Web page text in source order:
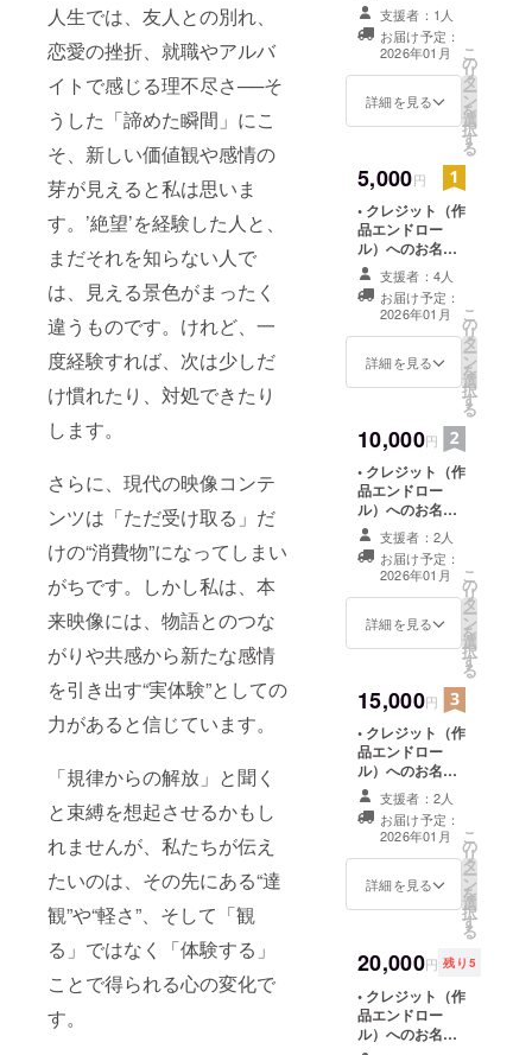
人生では、友人との別れ、
恋愛の挫折、就職やアルバ
イトで感じる理不尽さ──そ
うした「諦めた瞬間」にこ
そ、新しい価値観や感情の
芽が見えると私は思いま
す。’絶望’を経験した人と、
まだそれを知らない人で
は、見える景色がまったく
違うものです。けれど、一
度経験すれば、次は少しだ
け慣れたり、対処できたり
します。
さらに、現代の映像コンテ
ンツは「ただ受け取る」だ
けの“消費物”になってしまい
がちです。しかし私は、本
来映像には、物語とのつな
がりや共感から新たな感情
を引き出す“実体験”としての
力があると信じています。
「規律からの解放」と聞く
と束縛を想起させるかもし
れませんが、私たちが伝え
たいのは、その先にある“達
観”や“軽さ”、そして「観
る」ではなく「体験する」
ことで得られる心の変化で
す。
支援者：1人
お届け予定：
2026年01月
詳細を見る
こ
の
リ
タ
ー
ン
を
選
択
す
る
5,000円
• クレジット（作
品エンドロー
ル）へのお名前
掲載 • パンフ
レットへのお名
前掲載 【お名前
掲載の詳細】 ・
掲載期間：2026
年1月17日か
ムなどの各種
SNSにおいて継
続的に公開され
ます） ・掲載方
法：文字のみ ・
注意事項：支援
時、必ず備考欄
に掲載を希望さ
れるお名前をご
支援者：4人
お届け予定：
2026年01月
詳細を見る
こ
の
リ
タ
ー
ン
を
選
択
す
る
10,000円
• クレジット（作
品エンドロー
ル）へのお名前
掲載（希望者の
み） • パンフ
レットへのお名
前掲載（希望者
のみ） 【お名前
掲載の詳細】 ・
掲載期間：2026
示期間の終了後
もインスタグラ
ムなどの各種
SNSにおいて継
続的に公開され
ます） ・掲載方
法：文字のみ ・
注意事項：支援
時、必ず備考欄
れるお名前をご
記入ください •
視聴可能）
定公開のリンク
をお送りいたし
ます。先行公開
支援者：2人
お届け予定：
2026年01月
詳細を見る
こ
の
リ
タ
ー
ン
を
選
択
す
る
15,000円
• クレジット（作
品エンドロー
ル）へのお名前
掲載（希望者の
み） • パンフ
レットへのお名
前掲載（希望者
のみ） 【お名前
掲載の詳細】 ・
掲載期間：2026
示期間の終了後
もインスタグラ
ムなどの各種
SNSにおいて継
続的に公開され
支援者：2人
お届け予定：
2026年01月
詳細を見る
こ
の
リ
タ
ー
ン
を
選
択
す
る
20,000円 残り5
• クレジット（作
品エンドロー
ル）へのお名前